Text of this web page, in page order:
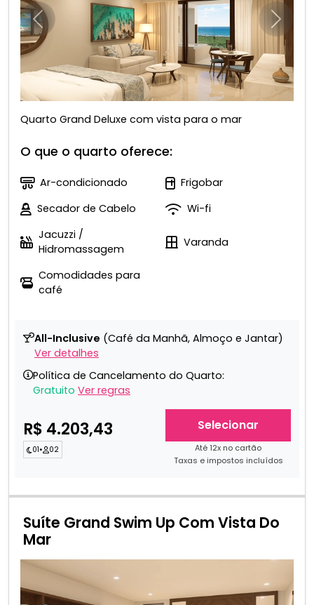
Anterior
Quarto Grand Deluxe com vista para o mar
O que o quarto oferece:
Ar-condicionado
Frigobar
Secador de Cabelo
Wi-fi
Jacuzzi /
Hidromassagem
Varanda
Comodidades para
café
All-Inclusive (Café da Manhã, Almoço e Jantar)
Ver detalhes
Política de Cancelamento do Quarto:
Gratuito Ver regras
R$ 4.203,43
01• 02
Selecionar
Até 12x no cartão
Taxas e impostos incluídos
Suíte Grand Swim Up Com Vista Do
Mar